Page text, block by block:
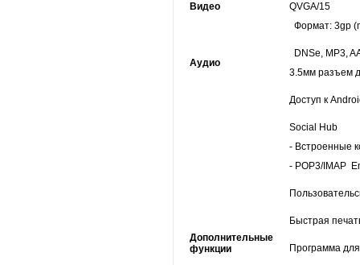
Видео
QVGA/15
Формат: 3gp
Аудио
DNSe, MP3,
3.5мм разъем
Дополнительные
функции
Доступ к
Social Hub
- Встроенные
- POP3/IMAP
Быстрая
Программа